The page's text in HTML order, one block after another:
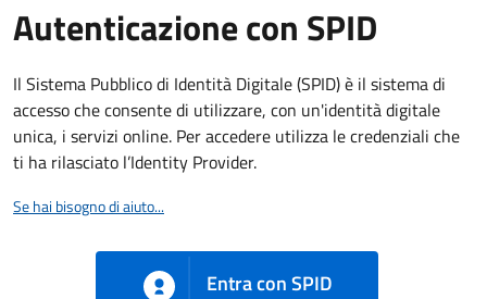
Autenticazione con SPID
Il Sistema Pubblico di Identità Digitale (SPID) è il sistema di
accesso che consente di utilizzare, con un'identità digitale
unica, i servizi online. Per accedere utilizza le credenziali che
ti ha rilasciato l’Identity Provider.
Se hai bisogno di aiuto...
Entra con SPID